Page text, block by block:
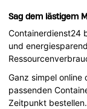
Sag dem lästigem
Containerdienst24
und
Ganz simpel online
passenden
Zeitpunkt